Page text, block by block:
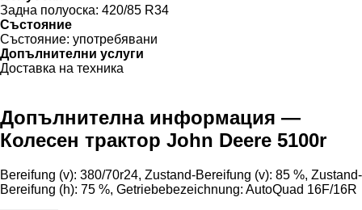
Задна полуоска: 420/85 R34
Състояние
Състояние: употребявани
Допълнителни услуги
Доставка на техника
Допълнителна информация —
Колесен трактор John Deere 5100r
Bereifung ​​​​​​​​​‌‌​​​​‌​​​​​​​​​‌‌‌​‌​‌​​​​​​​​​‌‌‌​‌​​​​​​​​​​​‌‌​‌‌‌‌​​​​​​​​​‌‌​‌‌​​​​​​​​​​​‌‌​‌​​‌​​​​​​​​​‌‌​‌‌‌​​​​​​​​​​‌‌​​‌​‌(v): 380/70r24, Zustand-Bereifung (v): 85 %, Zustand-
Bereifung (h): 75 %, Getriebebezeichnung: AutoQuad 16F/16R